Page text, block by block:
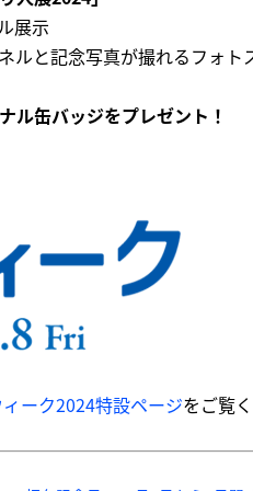
展示
と記念写真が撮れるフォト
ル缶バッジをプレゼント！
ーク2024特設ページをご覧